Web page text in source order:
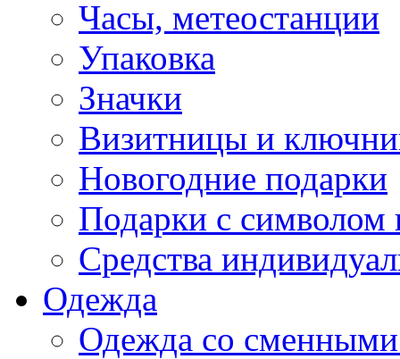
Часы, метеостанции
Упаковка
Значки
Визитницы и
Новогодние подарки
Подарки с символом
Средства
Одежда
Одежда со сменными